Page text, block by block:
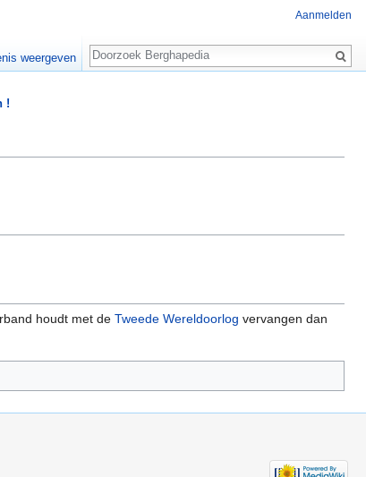
!
houdt met deTweede Wereldoorlog vervangen dan
Aanmelden
weergeven
Zoeken